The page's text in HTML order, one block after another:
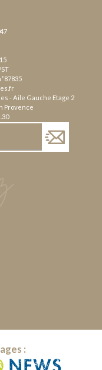
- Aile Gauche Etage 2
Provence
: